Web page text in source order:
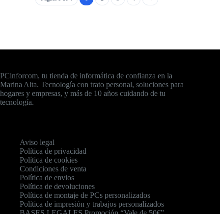
PCinforcom, tu tienda de informática de confianza en la
Marina Alta. Tecnología con trato personal, soluciones para
hogares y empresas, y más de 10 años cuidando de tu
tecnología.
Aviso legal
Política de privacidad
Política de cookies
Condiciones de venta
Política de envios
Política de devoluciones
Política de montaje de PCs personalizados
Política de impresión y trabajos personalizados